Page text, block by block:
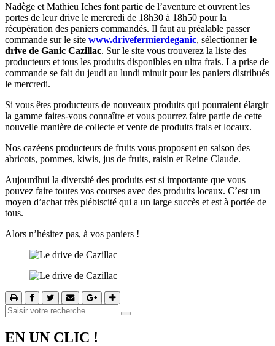
Nadège et Mathieu Iches font partie de l’aventure et ouvrent les
portes de leur drive le mercredi de 18h30 à 18h50 pour la
récupération des paniers commandés. Il faut au préalable passer
commande sur le site www.drivefermierdeganic, sélectionnerle
drive de Ganic Cazillac. Sur le site vous trouverez la liste des
producteurs et tous les produits disponibles en ultra frais. La prise de
commande se fait du jeudi au lundi minuit pour les paniers distribués
le mercredi.
Si vous êtes producteurs de nouveaux produits qui pourraient élargir
la gamme faites-vous connaître et vous pourrez faire partie de cette
nouvelle manière de collecte et vente de produits frais et locaux.
Nos cazéens producteurs de fruits vous proposent en saison des
abricots, pommes, kiwis, jus de fruits, raisin et Reine Claude.
Aujourdhui la diversité des produits est si importante que vous
pouvez faire toutes vos courses avec des produits locaux. C’est un
moyen d’achat très plébiscité qui a un large succès et est à portée de
tous.
Alors n’hésitez pas, à vos paniers !
EN UN CLIC !